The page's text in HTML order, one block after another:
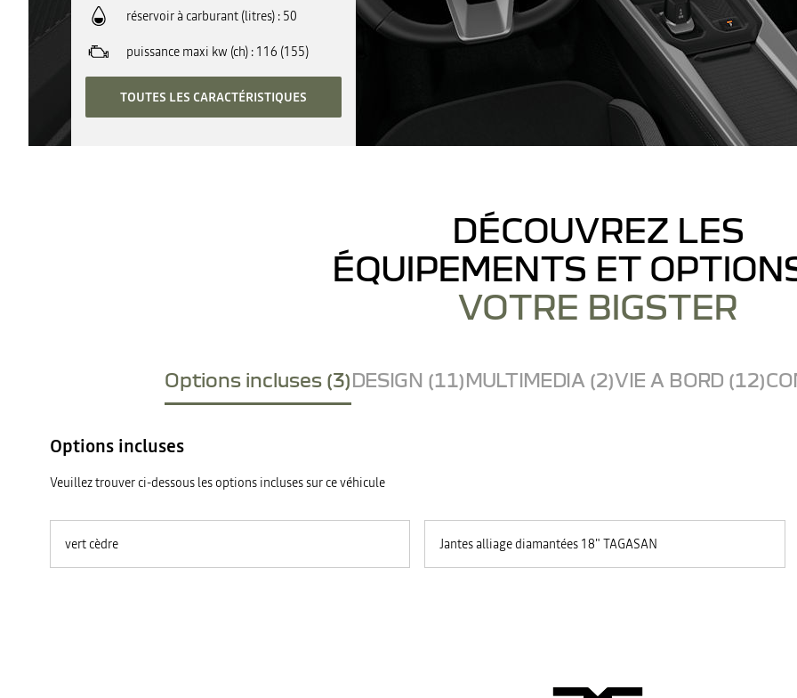
réservoir à carburant (litres) 50
puissance maxi kw (ch) 116 (155)
TOUTES LES CARACTÉRISTIQUES
DÉCOUVREZ LES
ÉQUIPEMENTS ET
VOTRE BIGSTER
Options incluses (3)DESIGN (11)MULTIMEDIA (2)VIE A BORD (12)
Options incluses
Veuillez trouver ci-dessous les options incluses sur ce véhicule
vert cèdre Jantes alliage diamantées 18" TAGASAN